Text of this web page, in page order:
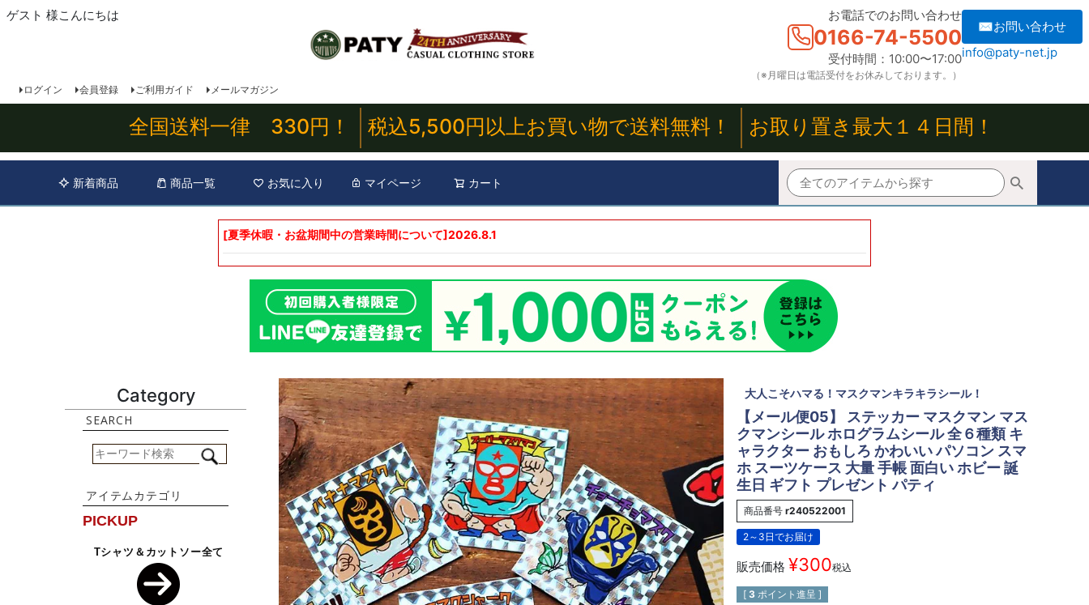
ゲスト 様こんにちは お電話でのお問い合わせ
0166-74-5500
受付時間：10:00〜17:00
（※月曜日は電話受付をお休みしております。）
✉お問い合わせ
info@paty-net.jp
ログイン 会員登録 ご利用ガイド メールマガジン
全国送料一律 330円！ 税込5,500円以上お買い物で送料無料！ お取り置き最大１４日間！
新着商品 商品一覧 お気に入り マイページ カート
[夏季休暇・お盆期間中の営業時間について]2026.8.1
Category 大人こそハマる！マスクマンキラキラシール！
【メール便05】 ステッカー マスクマン マス
クマンシール ホログラムシール 全６種類 キ
ャラクター おもしろ かわいい パソコン スマ
ホ スーツケース 大量 手帳 面白い ホビー 誕
生日 ギフト プレゼント パティ
商品番号 r240522001
2～3日でお届け
販売価格 ¥300税込
[ 3 ポイント進呈 ]